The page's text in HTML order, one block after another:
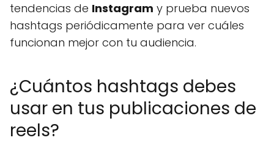
tendencias de Instagram y prueba nuevos
hashtags periódicamente para ver cuáles
funcionan mejor con tu audiencia.
¿Cuántos hashtags debes
usar en tus publicaciones de
reels?